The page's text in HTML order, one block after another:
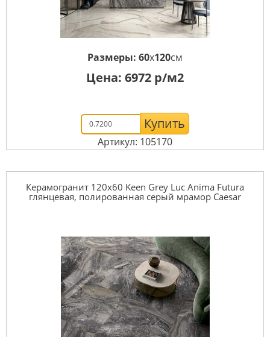
Размеры: 60x120см
Цена: 6972 р/м2
Купить
Артикул: 105170
Керамогранит 120x60 Keen Grey Luc Anima Futura
глянцевая, полированная серый мрамор Caesar